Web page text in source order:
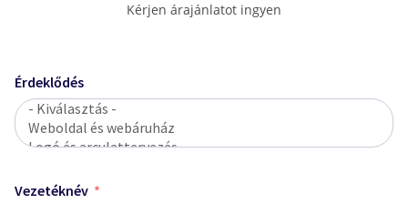
Kérjen árajánlatot ingyen
Érdeklődés
Vezetéknév